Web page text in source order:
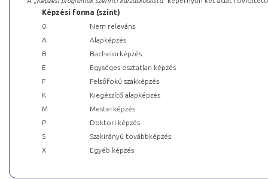
Képzési forma (szint)
0
Nem releváns
A
Alapképzés
B
Bachelorképzés
E
Egységes osztatlan képzés
F
Felsőfokú szakképzés
K
Kiegészítő alapképzés
M
Mesterképzés
P
Doktori képzés
S
Szakirányú továbbképzés
X
Egyéb képzés